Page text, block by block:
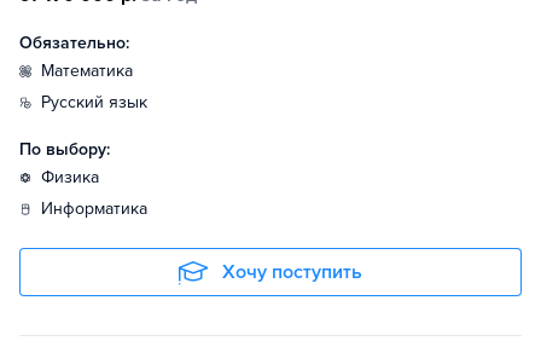
Обязательно:
математика
русский язык
По выбору:
физика
информатика
Хочу поступить